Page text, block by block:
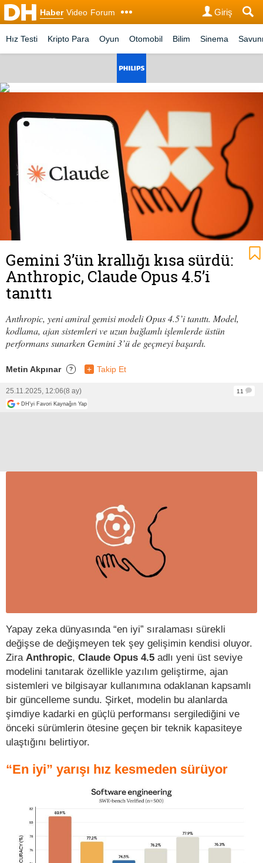
Haber Video Forum Giriş
Hız Testi Kripto Para Oyun Otomobil Bilim Sinema
Gemini 3’ün krallığı kısa sürdü:
Anthropic, Claude Opus 4.5’i
tanıttı
Anthropic, yeni amiral gemisi modeli Opus 4.5’i tanıttı. Model,
kodlama, ajan sistemleri ve uzun bağlamlı işlemlerde üstün
performans sunarken Gemini 3’ü de geçmeyi başardı.
Metin Akpınar ? + Takip Et
25.11.2025, 12:06(8 ay)
11
+ DH'yi Favori Kaynağın Yap
Yapay zeka dünyasında “en iyi” sıralaması sürekli
değişse de değişmeyen tek şey gelişimin kendisi oluyor.
Zira Anthropic, Claude Opus 4.5 adlı yeni üst seviye
modelini tanıtarak özellikle yazılım geliştirme, ajan
sistemleri ve bilgisayar kullanımına odaklanan kapsamlı
bir güncelleme sundu. Şirket, modelin bu alanlarda
şimdiye kadarki en güçlü performansı sergilediğini ve
önceki sürümlerin ötesine geçen bir teknik kapasiteye
ulaştığını belirtiyor.
“En iyi” yarışı hız kesmeden sürüyor